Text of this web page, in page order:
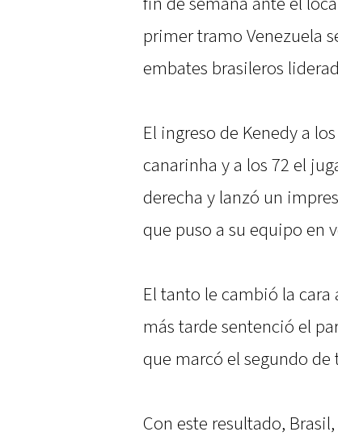
primer tramo Venezuela
embates brasileros
El ingreso de Kenedy a
canarinha y a los 72 el
derecha y lanzó un
que puso a su equipo en
El tanto le cambió la
más tarde sentenció el
que marcó el segundo
Con este resultado,